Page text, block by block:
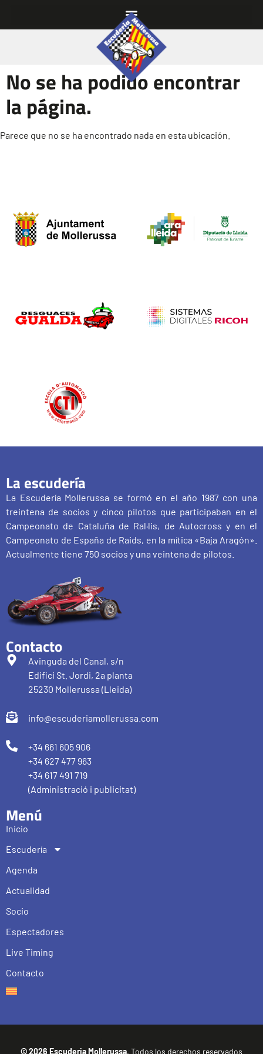
No se ha podido encontrar
la página.
Parece que no se ha encontrado nada en esta ubicación.
La escudería
La Escudería Mollerussa se formó en el año 1987 con una
treintena de socios y cinco pilotos que participaban en el
Campeonato de Cataluña de Ral·lis, de Autocross y en el
Campeonato de España de Raids, en la mítica «Baja Aragón».
Actualmente tiene 750 socios y una veintena de pilotos.
Contacto
Avinguda del Canal, s/n
Edifici St. Jordi, 2a planta
25230 Mollerussa (Lleida)
info@escuderiamollerussa.com
+34 661 605 906
+34 627 477 963
+34 617 491 719
(Administració i publicitat)
Menú
Inicio
Escudería
Agenda
Actualidad
Socio
Espectadores
Live Timing
Contacto
© 2026 Escuderia Mollerussa. Todos los derechos reservados